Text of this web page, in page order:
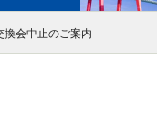
会中止のご案内